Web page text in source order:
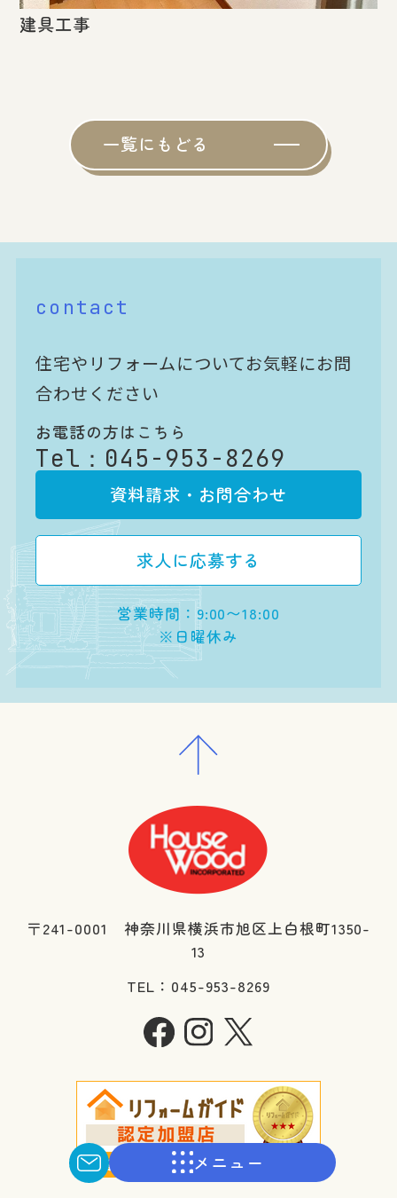
メニュー
建具工事
一覧にもどる
contact
住宅やリフォームについてお気軽にお問
合わせください
お電話の方はこちら
Tel： 045-953-8269
資料請求・お問合わせ
求人に応募する
営業時間：9:00〜18:00
※日曜休み
〒241-0001 神奈川県横浜市旭区上白根町1350-
13
TEL：045-953-8269